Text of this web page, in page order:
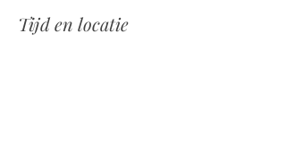
Tijd en locatie